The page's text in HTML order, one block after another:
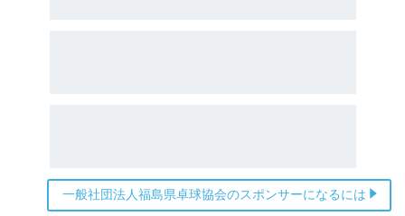
一般社団法人福島県卓球協会のスポンサーになるには